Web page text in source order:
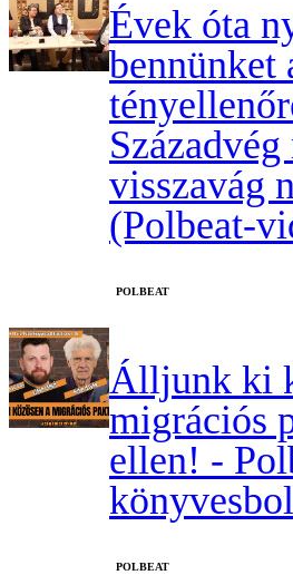
Évek óta
bennünket
visszavág
(Polbeat-
‎POLBEAT
Álljunk ki
migrációs
ellen! -
‎POLBEAT